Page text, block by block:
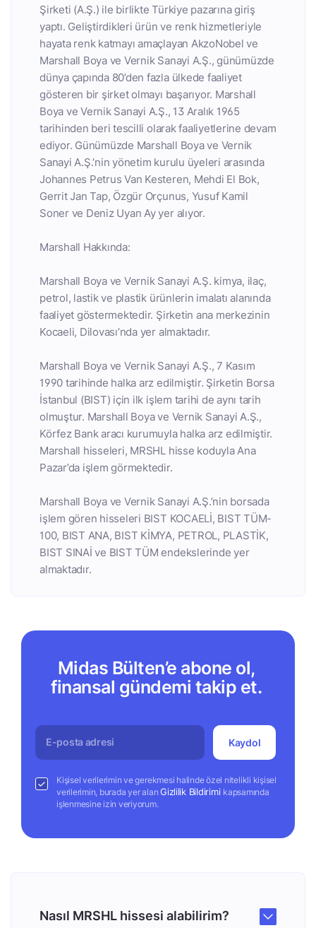
Şirketi (A.Ş.) ile birlikte Türkiye pazarına giriş
yaptı. Geliştirdikleri ürün ve renk hizmetleriyle
hayata renk katmayı amaçlayan AkzoNobel ve
Marshall Boya ve Vernik Sanayi A.Ş., günümüzde
dünya çapında 80’den fazla ülkede faaliyet
gösteren bir şirket olmayı başarıyor. Marshall
Boya ve Vernik Sanayi A.Ş., 13 Aralık 1965
tarihinden beri tescilli olarak faaliyetlerine devam
ediyor. Günümüzde Marshall Boya ve Vernik
Sanayi A.Ş.’nin yönetim kurulu üyeleri arasında
Johannes Petrus Van Kesteren, Mehdi El Bok,
Gerrit Jan Tap, Özgür Orçunus, Yusuf Kamil
Soner ve Deniz Uyan Ay yer alıyor.
Marshall Hakkında:
Marshall Boya ve Vernik Sanayi A.Ş. kimya, ilaç,
petrol, lastik ve plastik ürünlerin imalatı alanında
faaliyet göstermektedir. Şirketin ana merkezinin
Kocaeli, Dilovası’nda yer almaktadır.
Marshall Boya ve Vernik Sanayi A.Ş., 7 Kasım
1990 tarihinde halka arz edilmiştir. Şirketin Borsa
İstanbul (BIST) için ilk işlem tarihi de aynı tarih
olmuştur. Marshall Boya ve Vernik Sanayi A.Ş.,
Körfez Bank aracı kurumuyla halka arz edilmiştir.
Marshall hisseleri, MRSHL hisse koduyla Ana
Pazar’da işlem görmektedir.
Marshall Boya ve Vernik Sanayi A.Ş.’nin borsada
işlem gören hisseleri BIST KOCAELİ, BIST TÜM-
100, BIST ANA, BIST KİMYA, PETROL, PLASTİK,
BIST SINAİ ve BIST TÜM endekslerinde yer
almaktadır.
Midas Bülten’e abone ol,
finansal gündemi takip et.
Kaydol
Kişisel verilerimin ve gerekmesi halinde özel nitelikli kişisel
verilerimin, burada yer alanGizlilik Bildirimi kapsamında
işlenmesine izin veriyorum.
Nasıl MRSHL hissesi alabilirim?